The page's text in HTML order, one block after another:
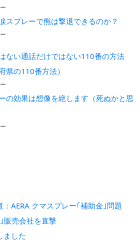
スプレーで熊は撃退できるのか？
ない通話だけではない110番の方法
県の110番方法）
の効果は想像を絶します（死ぬかと思
：AERA クマスプレー｢補助金｣問題
販売会社を直撃
ました